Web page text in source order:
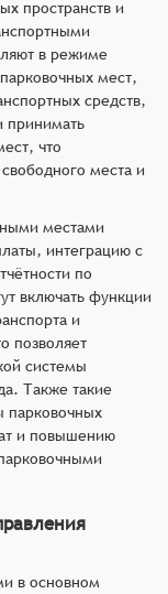
пространств и
в режиме
мест,
средств,
принимать
что
места и
местами
интеграцию с
по
включать функции
и
позволяет
системы
Также такие
парковочных
и повышению
в основном